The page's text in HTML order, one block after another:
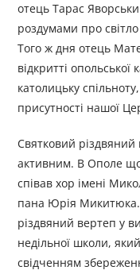
отець Тарас
роздумами про
Того ж дня отець
відкритті
католицьку
присутності нашої
Святковий
активним. В Ополе
співав хор імені
пана Юрія Микитюка.
різдвяний вертеп у
недільної школи,
свідченням